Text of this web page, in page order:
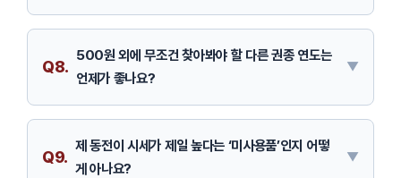
Q8.
500원 외에 무조건 찾아봐야 할 다른 권종 연도는
언제가 좋나요?
Q9.
제 동전이 시세가 제일 높다는 ‘미사용품’인지 어떻
게 아나요?